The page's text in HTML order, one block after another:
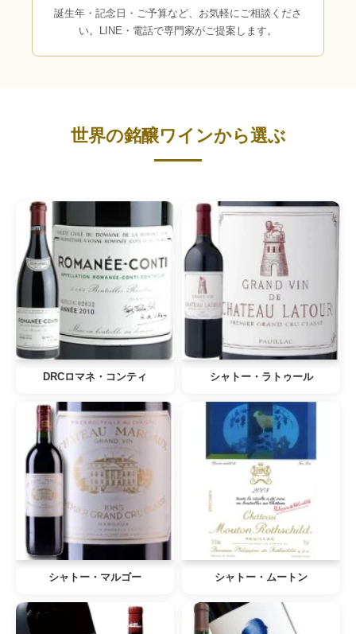
誕生年・記念日・ご予算など、お気軽にご相談くださ
い。LINE・電話で専門家がご提案します。
世界の銘醸ワインから選ぶ
DRCロマネ・コンティ シャトー・ラトゥール
シャトー・マルゴー シャトー・ムートン